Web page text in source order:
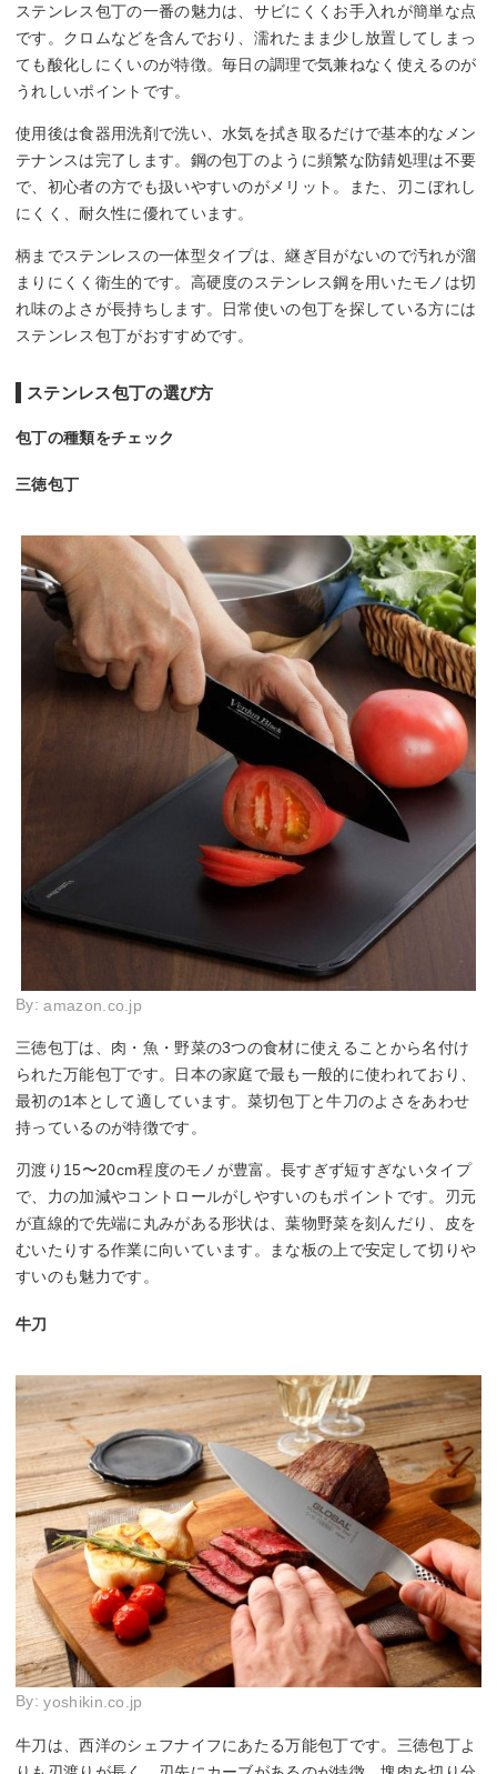
ステンレス包丁の一番の魅力は、サビにくくお手入れが簡単な点
です。クロムなどを含んでおり、濡れたまま少し放置してしまっ
ても酸化しにくいのが特徴。毎日の調理で気兼ねなく使えるのが
うれしいポイントです。
使用後は食器用洗剤で洗い、水気を拭き取るだけで基本的なメン
テナンスは完了します。鋼の包丁のように頻繁な防錆処理は不要
で、初心者の方でも扱いやすいのがメリット。また、刃こぼれし
にくく、耐久性に優れています。
柄までステンレスの一体型タイプは、継ぎ目がないので汚れが溜
まりにくく衛生的です。高硬度のステンレス鋼を用いたモノは切
れ味のよさが長持ちします。日常使いの包丁を探している方には
ステンレス包丁がおすすめです。
ステンレス包丁の選び方
包丁の種類をチェック
三徳包丁
By:amazon.co.jp
三徳包丁は、肉・魚・野菜の3つの食材に使えることから名付け
られた万能包丁です。日本の家庭で最も一般的に使われており、
最初の1本として適しています。菜切包丁と牛刀のよさをあわせ
持っているのが特徴です。
刃渡り15〜20cm程度のモノが豊富。長すぎず短すぎないタイプ
で、力の加減やコントロールがしやすいのもポイントです。刃元
が直線的で先端に丸みがある形状は、葉物野菜を刻んだり、皮を
むいたりする作業に向いています。まな板の上で安定して切りや
すいのも魅力です。
牛刀
By:yoshikin.co.jp
牛刀は、西洋のシェフナイフにあたる万能包丁です。三徳包丁よ